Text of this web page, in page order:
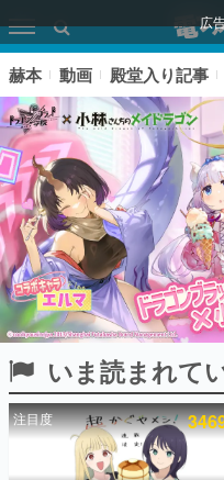
広
ピックアップ
電ファミのいま読まれてい
赫本 動画 殿堂入り記事
いま読まれて
注目度